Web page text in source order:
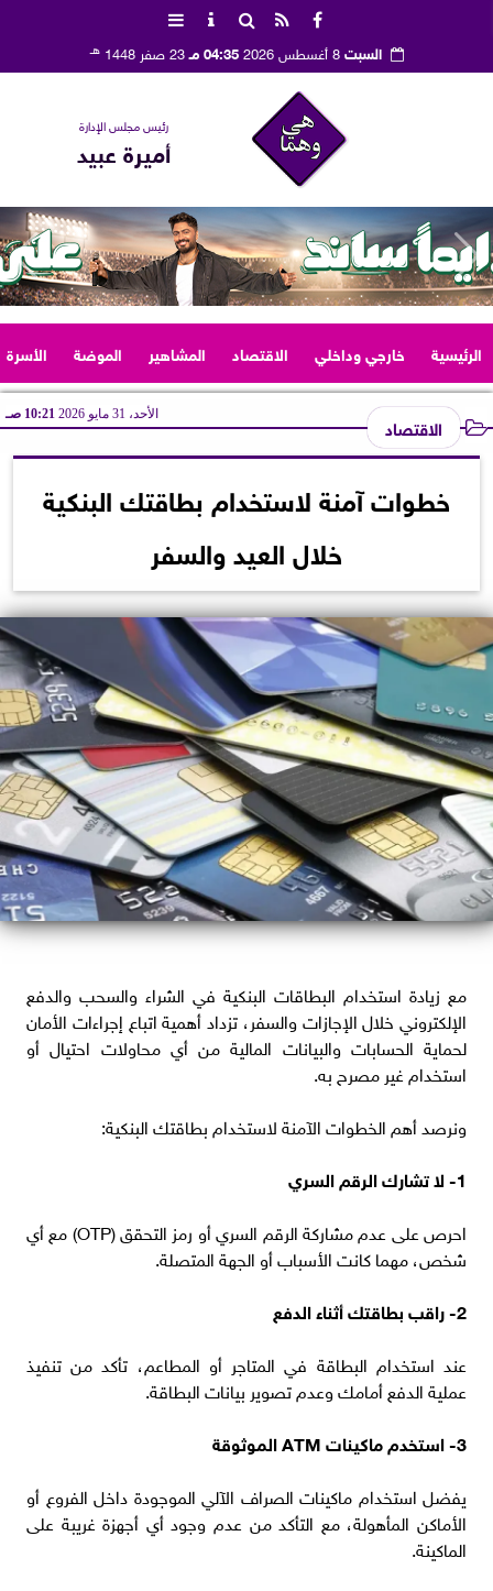
السبت8 أغسطس 2026 04:35 مـ 23 صفر 1448 هـ
رئيس مجلس الإدارة
أميرة عبيد
الرئيسية خارجي وداخلي الاقتصاد المشاهير الموضة الأسرة
الاقتصاد الأحد، 31 مايو 2026 10:21 صـ
خطوات آمنة لاستخدام بطاقتك البنكية
خلال العيد والسفر
مع زيادة استخدام البطاقات البنكية في الشراء والسحب والدفع
الإلكتروني خلال الإجازات والسفر، تزداد أهمية اتباع إجراءات الأمان
لحماية الحسابات والبيانات المالية من أي محاولات احتيال أو
استخدام غير مصرح به.
ونرصد أهم الخطوات الآمنة لاستخدام بطاقتك البنكية:
1- لا تشارك الرقم السري
احرص على عدم مشاركة الرقم السري أو رمز التحقق (OTP) مع أي
شخص، مهما كانت الأسباب أو الجهة المتصلة.
2- راقب بطاقتك أثناء الدفع
عند استخدام البطاقة في المتاجر أو المطاعم، تأكد من تنفيذ
عملية الدفع أمامك وعدم تصوير بيانات البطاقة.
3- استخدم ماكينات ATM الموثوقة
يفضل استخدام ماكينات الصراف الآلي الموجودة داخل الفروع أو
الأماكن المأهولة، مع التأكد من عدم وجود أي أجهزة غريبة على
الماكينة.